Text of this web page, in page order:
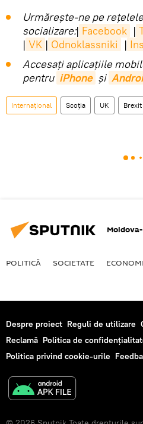
Urmărește-ne pe
socializare:| Facebook |
| VK | Odnoklassniki |
Accesaţi aplicaţiile
pentru iPhone și
Internaţional Scoția UK Brexit
POLITICĂ SOCIETATE
Despre proiect Reguli de utilizare
Reclamă Politica de
Politica privind cookie-urile